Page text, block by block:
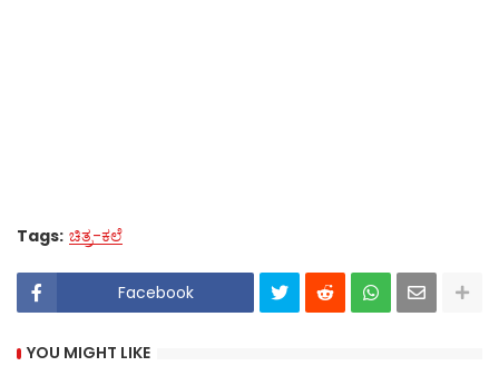
Tags: ಚಿತ್ರ-ಕಲೆ
Facebook
YOU MIGHT LIKE